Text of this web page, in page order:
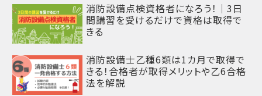
消防設備点検資格者になろう！｜3日
間講習を受けるだけで資格は取得で
きる
消防設備士乙種6類は1カ月で取得で
きる！合格者が取得メリットや乙6合格
法を解説